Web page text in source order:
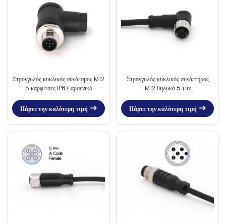
Στρογγυλός κυκλικός σύνδεσμος M12
5 καρφίτσες IP67 αρσενικό
Πάρτε την καλύτερη τιμή
Στρογγυλός κυκλικός συνδετήρας
M12 θηλυκό 5 πιν
συνδετήρες
Πάρτε την καλύτερη τιμή